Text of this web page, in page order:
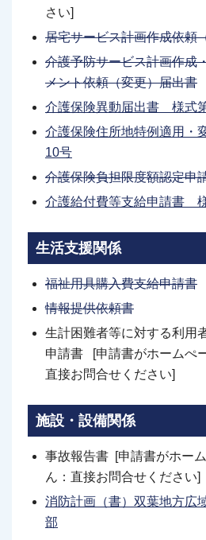
さい]
居宅サービス計画作成依頼
介護予防サービス計画作成
メント依頼（変更）届出書
介護保険異動届出書 様式
介護保険住所地特例適用
10号
介護保険負担限度額認定申
介護給付費等支給申請書
生活支援関係
福祉用具購入費支給申請書
情報提供依頼書
生計困難者等に対する利用
申請書 [申請書がホームぺ
直接お問合せください]
施設・設備関係
事故報告書 [申請書がホー
ん：直接お問合せください]
消防計画（書）双葉地方広
部